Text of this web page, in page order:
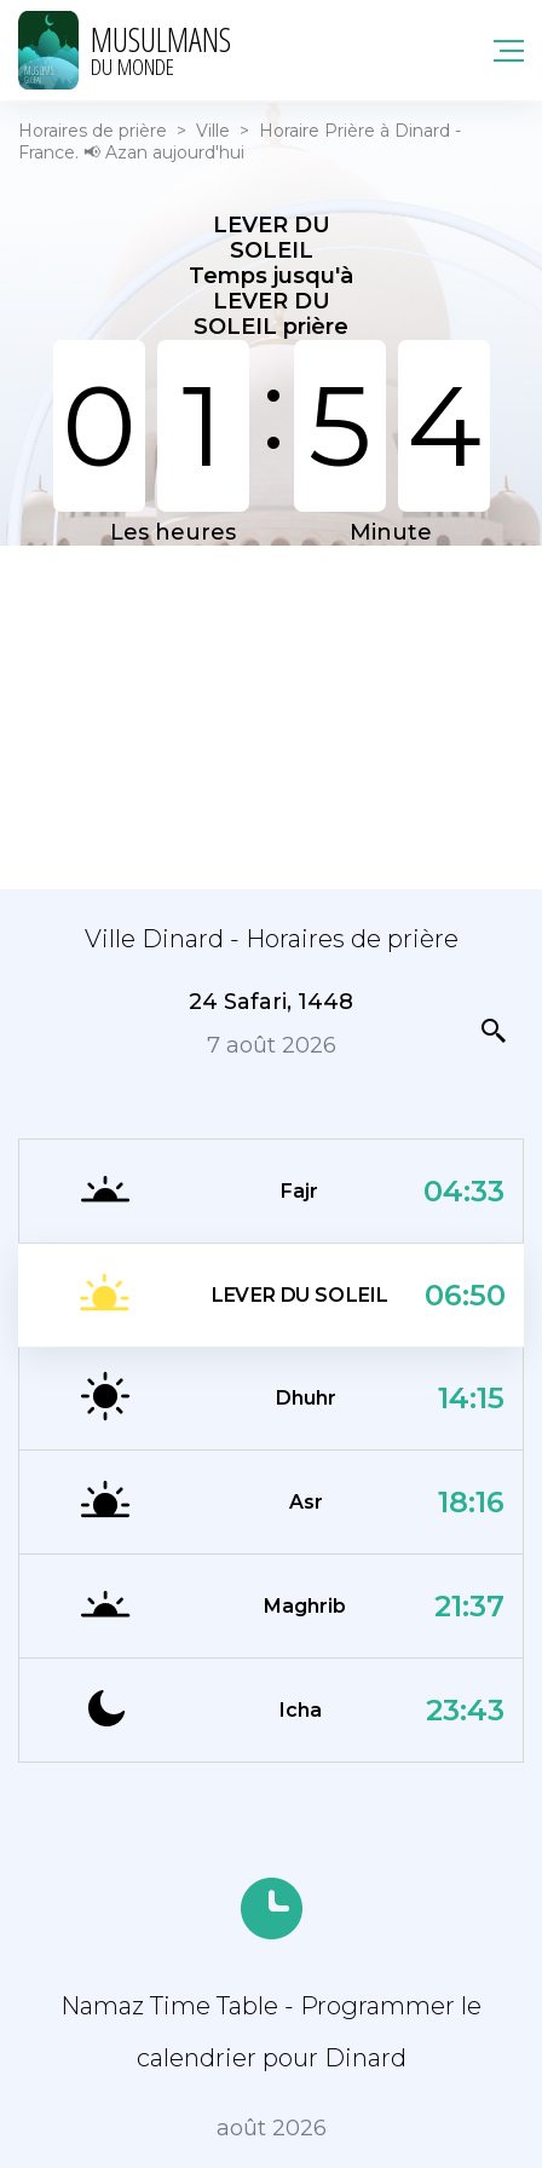
MUSULMANS
DU MONDE
Horaires de prière > Ville >
Horaire Prière à Dinard -
France. 📢 Azan aujourd'hui
LEVER DU
SOLEIL
Temps jusqu'à
LEVER DU
SOLEIL prière
0 1 : 5 4
Les heures Minute
Ville Dinard - Horaires de prière
24 Safari, 1448
7 août 2026
Fajr 04:33
LEVER DU SOLEIL 06:50
Dhuhr 14:15
Asr 18:16
Maghrib 21:37
Icha 23:43
Namaz Time Table - Programmer le
calendrier pour Dinard
août 2026